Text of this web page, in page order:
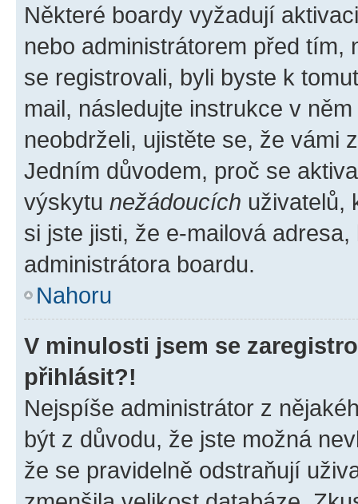
Některé boardy vyžadují
nebo administrátorem před tím,
se registrovali, byli byste k
mail, následujte instrukce v
neobdrželi, ujistěte se, že vámi
Jedním důvodem, proč se
výskytu nežádoucích uživatelů,
si jste jisti, že e-mailová
administrátora boardu.
Nahoru
V minulosti jsem se
přihlásit?!
Nejspíše administrátor z
být z důvodu, že jste možná
že se pravidelně odstraňují